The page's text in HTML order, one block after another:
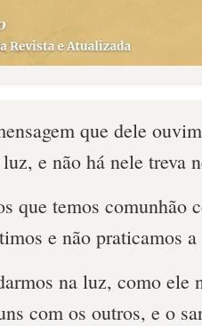
que dele
e não há nele treva
que temos comunhão
e não praticamos a
na luz, como ele
com os outros, e o